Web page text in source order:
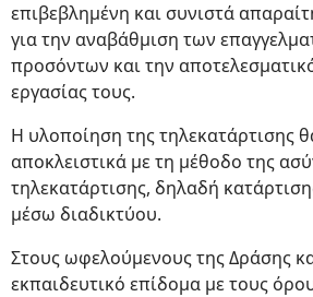
επιβεβλημένη και συνιστά
για την αναβάθμιση των
προσόντων και την
εργασίας τους.
Η υλοποίηση της τηλεκατάρτισης
αποκλειστικά με τη μέθοδο της
τηλεκατάρτισης, δηλαδή
μέσω διαδικτύου.
Στους ωφελούμενους της Δράσης
εκπαιδευτικό επίδομα με τους